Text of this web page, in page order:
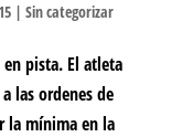
| Sin categorizar
pista. El atleta
las ordenes de
la mínima en la